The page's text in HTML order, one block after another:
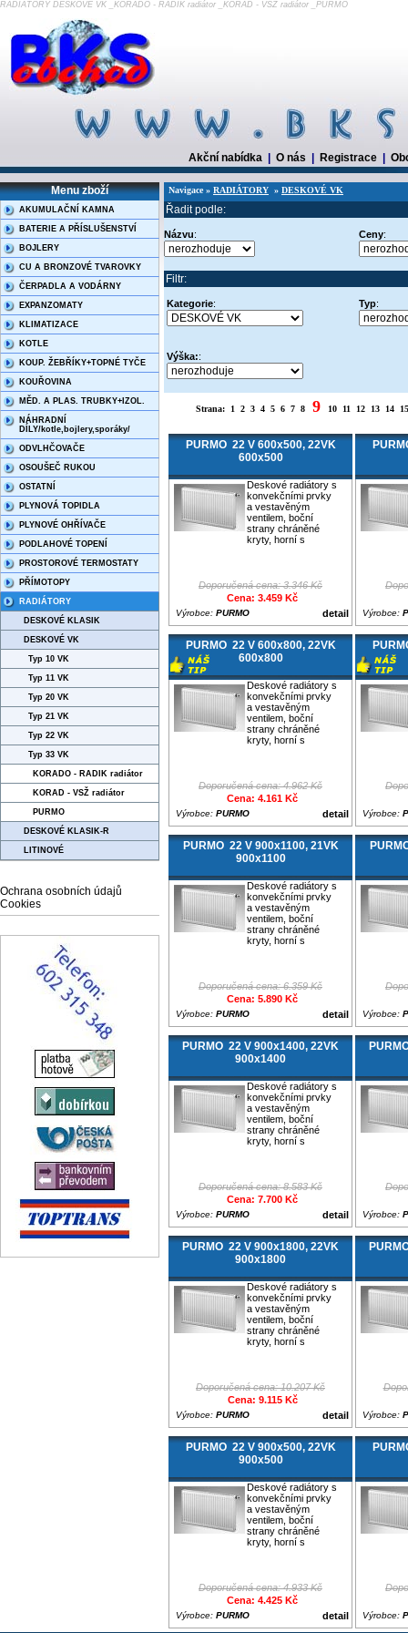
RADIÁTORY DESKOVÉ VK _KORADO - RADIK radiátor _KORAD - VSŽ radiátor _PURMO
Akční nabídka O nás Registrace
Menu zboží
AKUMULAČNÍ KAMNA
BATERIE A PŘÍSLUŠENSTVÍ
BOJLERY
CU A BRONZOVÉ TVAROVKY
ČERPADLA A VODÁRNY
EXPANZOMATY
KLIMATIZACE
KOTLE
KOUP. ŽEBŘÍKY+TOPNÉ TYČE
KOUŘOVINA
MĚD. A PLAS. TRUBKY+IZOL.
NÁHRADNÍ
DÍLY/kotle,bojlery,sporáky/
ODVLHČOVAČE
OSOUŠEČ RUKOU
OSTATNÍ
PLYNOVÁ TOPIDLA
PLYNOVÉ OHŘÍVAČE
PODLAHOVÉ TOPENÍ
PROSTOROVÉ TERMOSTATY
PŘÍMOTOPY
RADIÁTORY
DESKOVÉ KLASIK
DESKOVÉ VK
Typ 10 VK
Typ 11 VK
Typ 20 VK
Typ 21 VK
Typ 22 VK
Typ 33 VK
KORADO - RADIK radiátor
KORAD - VSŽ radiátor
PURMO
DESKOVÉ KLASIK-R
LITINOVÉ
Ochrana osobních údajů
Cookies
Navigace » RADIÁTORY » DESKOVÉ VK
Řadit podle:
Názvu: Ceny:
Filtr:
Kategorie: Typ:
Výška::
Strana: 1 2 3 4 5 6 7 8 9 10 11 12 13 14 15
PURMO 22 V 600x500, 22VK
600x500
Deskové radiátory s
konvekčními prvky
a vestavěným
ventilem, boční
strany chráněné
kryty, horní s
Doporučená cena: 3.346 Kč
Cena: 3.459 Kč
detail
Výrobce: PURMO Výrobce:
PURMO 22 V 600x800, 22VK
600x800
Deskové radiátory s
konvekčními prvky
a vestavěným
ventilem, boční
strany chráněné
kryty, horní s
Doporučená cena: 4.962 Kč
Cena: 4.161 Kč
detail
Výrobce: PURMO Výrobce:
PURMO 22 V 900x1100, 21VK
900x1100
Deskové radiátory s
konvekčními prvky
a vestavěným
ventilem, boční
strany chráněné
kryty, horní s
Doporučená cena: 6.359 Kč
Cena: 5.890 Kč
detail
Výrobce: PURMO Výrobce:
PURMO 22 V 900x1400, 22VK
900x1400
Deskové radiátory s
konvekčními prvky
a vestavěným
ventilem, boční
strany chráněné
kryty, horní s
Doporučená cena: 8.583 Kč
Cena: 7.700 Kč
detail
Výrobce: PURMO Výrobce:
PURMO 22 V 900x1800, 22VK
900x1800
Deskové radiátory s
konvekčními prvky
a vestavěným
ventilem, boční
strany chráněné
kryty, horní s
Doporučená cena: 10.207 Kč
Cena: 9.115 Kč
detail
Výrobce: PURMO Výrobce:
PURMO 22 V 900x500, 22VK
900x500
Deskové radiátory s
konvekčními prvky
a vestavěným
ventilem, boční
strany chráněné
kryty, horní s
Doporučená cena: 4.933 Kč
Cena: 4.425 Kč
detail
Výrobce: PURMO Výrobce: